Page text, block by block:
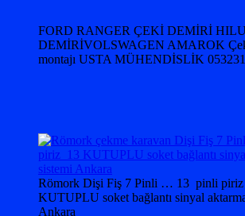
FORD RANGER ÇEKİ DEMİRİ
DEMİRİVOLSWAGEN AMAROK
montajı USTA MÜHENDİSLİK
Römork Dişi Fiş 7 Pinli … 13 pinli
KUTUPLU soket bağlantı sinyal
Ankara